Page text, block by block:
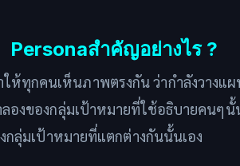
Personaสำคัญอย่างไร ?
ห้ทุกคนเห็นภาพตรงกัน ว่ากำลังวางแ
องของกลุ่มเป้าหมายที่ใช้อธิบายคนๆนั้
ลุ่มเป้าหมายที่แตกต่างกันนั้นเอง